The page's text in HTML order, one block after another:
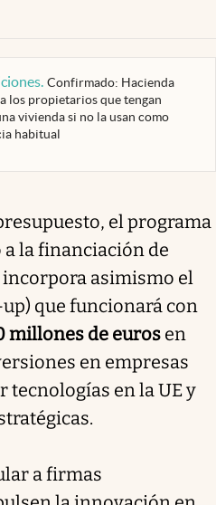
. Confirmado: Hacienda
los propietarios que tengan
vivienda si no la usan como
habitual
el programa
la financiación de
asimismo el
que funcionará con
millones de euros en
en empresas
en la UE y
a firmas